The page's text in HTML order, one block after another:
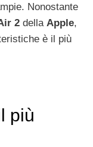
Nonostante
2 della Apple,
è il più
più